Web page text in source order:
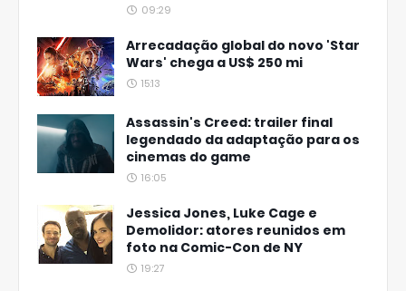
09:29
Arrecadação global do novo 'Star
Wars' chega a US$ 250 mi
15:13
Assassin's Creed: trailer final
legendado da adaptação para os
cinemas do game
16:05
Jessica Jones, Luke Cage e
Demolidor: atores reunidos em
foto na Comic-Con de NY
19:27